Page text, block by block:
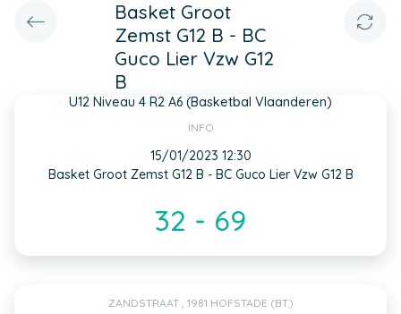
Basket Groot
Zemst G12 B - BC
Guco Lier Vzw G12
B
U12 Niveau 4 R2 A6 (Basketbal Vlaanderen)
INFO
15/01/2023 12:30
Basket Groot Zemst G12 B - BC Guco Lier Vzw G12 B
32 - 69
ZANDSTRAAT , 1981 HOFSTADE (BT.)